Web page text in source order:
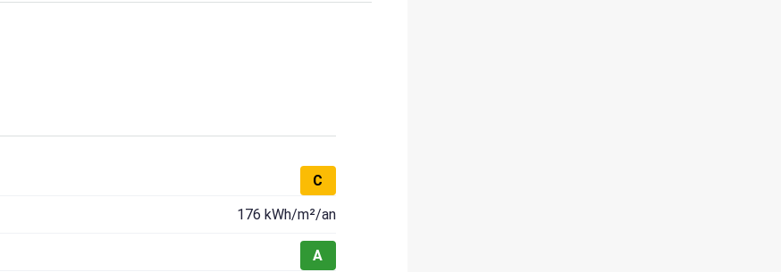
C
176 kWh/m²/an
A